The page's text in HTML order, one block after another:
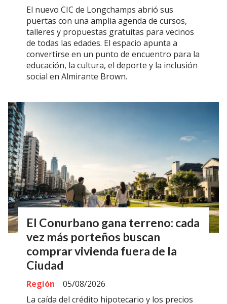
El nuevo CIC de Longchamps abrió sus
puertas con una amplia agenda de cursos,
talleres y propuestas gratuitas para vecinos
de todas las edades. El espacio apunta a
convertirse en un punto de encuentro para la
educación, la cultura, el deporte y la inclusión
social en Almirante Brown.
El Conurbano gana terreno: cada
vez más porteños buscan
comprar vivienda fuera de la
Ciudad
Región
05/08/2026
La caída del crédito hipotecario y los precios